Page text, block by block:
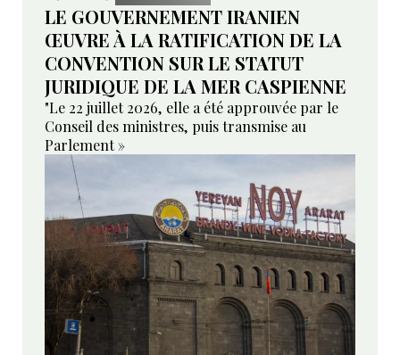
LE GOUVERNEMENT IRANIEN
ŒUVRE À LA RATIFICATION DE LA
CONVENTION SUR LE STATUT
JURIDIQUE DE LA MER CASPIENNE
"Le 22 juillet 2026, elle a été approuvée par le
Conseil des ministres, puis transmise au
Parlement »